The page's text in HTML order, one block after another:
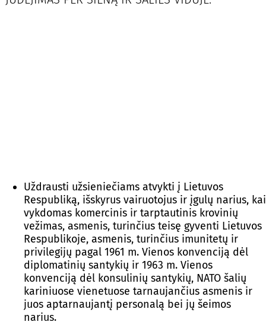
Uždrausti užsieniečiams atvykti į Lietuvos
Respubliką, išskyrus vairuotojus ir įgulų narius, kai
vykdomas komercinis ir tarptautinis krovinių
vežimas, asmenis, turinčius teisę gyventi Lietuvos
Respublikoje, asmenis, turinčius imunitetų ir
privilegijų pagal 1961 m. Vienos konvenciją dėl
diplomatinių santykių ir 1963 m. Vienos
konvenciją dėl konsulinių santykių, NATO šalių
kariniuose vienetuose tarnaujančius asmenis ir
juos aptarnaujantį personalą bei jų šeimos
narius.